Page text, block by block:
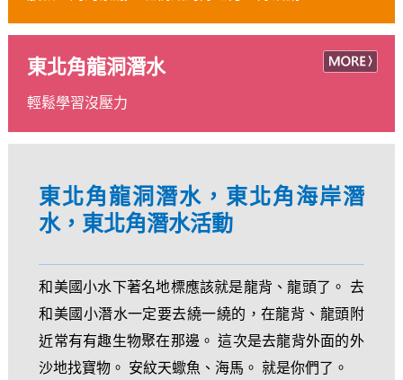
東北角龍洞潛水
輕鬆學習沒壓力
東北角龍洞潛水，東北角海岸潛
水，東北角潛水活動
和美國小水下著名地標應該就是龍背、龍頭了。 去
和美國小潛水一定要去繞一繞的，在龍背、龍頭附
近常有有趣生物聚在那邊。 這次是去龍背外面的外
沙地找寶物。 安紋天蠍魚、海馬。 就是你們了。